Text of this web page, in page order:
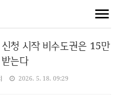
청 시작 비수도권은 15만
는다
2026. 5. 18. 09:29